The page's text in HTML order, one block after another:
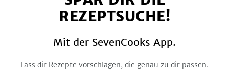
REZEPTSUCHE!
Mit der SevenCooks App.
Lass dir Rezepte vorschlagen, die genau zu dir passen.